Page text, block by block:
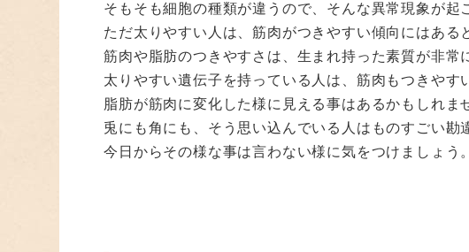
そもそも細胞の種類が違うので、そんな異常現象が
ただ太りやすい人は、筋肉がつきやすい傾向にはある
筋肉や脂肪のつきやすさは、生まれ持った素質が非常
太りやすい遺伝子を持っている人は、筋肉もつきやす
脂肪が筋肉に変化した様に見える事はあるかもしれま
兎にも角にも、そう思い込んでいる人はものすごい勘
今日からその様な事は言わない様に気をつけましょう。